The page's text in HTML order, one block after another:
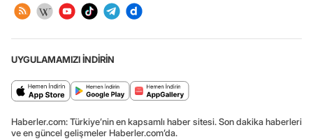
UYGULAMAMIZI İNDİRİN
Haberler.com: Türkiye’nin en kapsamlı haber sitesi. Son dakika haberleri
ve en güncel gelişmeler Haberler.com’da.